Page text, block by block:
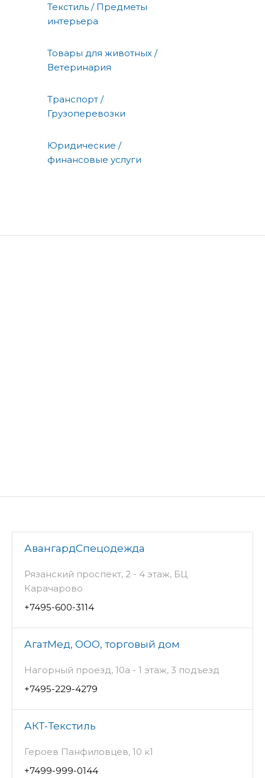
Текстиль / Предметы
интерьера
Товары для животных /
Ветеринария
Транспорт /
Грузоперевозки
Юридические /
финансовые услуги
АвангардСпецодежда
Рязанский проспект, 2 - 4 этаж, БЦ
Карачарово
+7495-600-3114
АгатМед, ООО, торговый дом
Нагорный проезд, 10а - 1 этаж, 3 подъезд
+7495-229-4279
АКТ-Текстиль
Героев Панфиловцев, 10 к1
+7499-999-0144